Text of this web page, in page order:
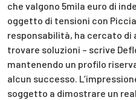
che valgono 5mila euro di
oggetto di tensioni con
responsabilità, ha cercato
trovare soluzioni – scrive
mantenendo un profilo
alcun successo.
soggetto a dimostrare un